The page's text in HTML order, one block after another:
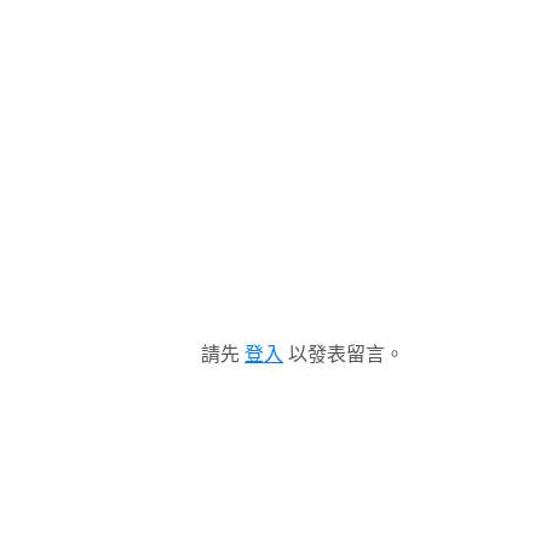
請先 登入 以發表留言。